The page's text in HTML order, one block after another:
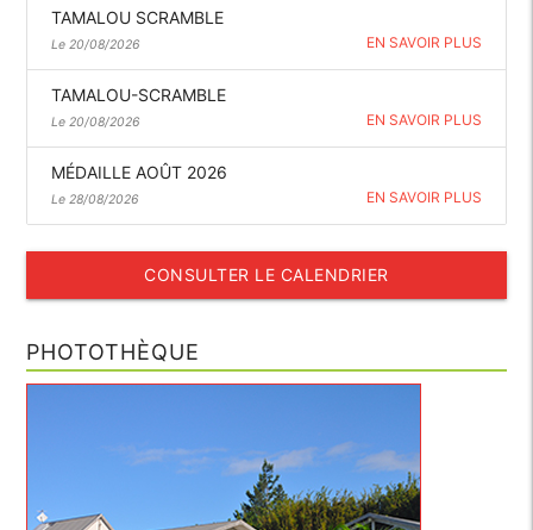
TAMALOU SCRAMBLE
Le 20/08/2026 EN SAVOIR PLUS
TAMALOU-SCRAMBLE
Le 20/08/2026 EN SAVOIR PLUS
MÉDAILLE AOÛT 2026
Le 28/08/2026 EN SAVOIR PLUS
CONSULTER LE CALENDRIER
PHOTOTHÈQUE